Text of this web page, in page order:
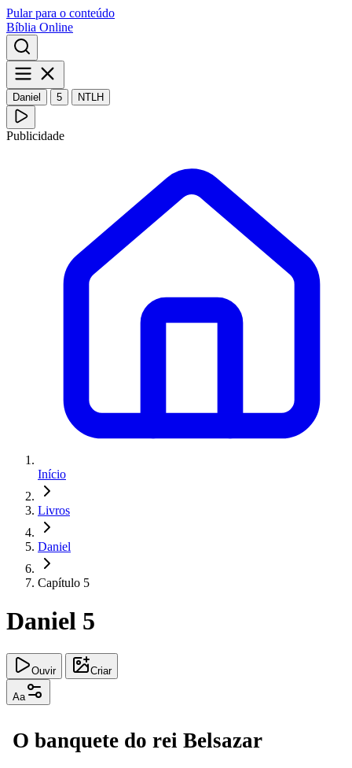
Pular para o conteúdo
Bíblia Online
Daniel 5 NTLH
Publicidade
Início
Livros
Daniel
Capítulo 5
Daniel 5
Ouvir Criar
Aa
O banquete do rei Belsazar